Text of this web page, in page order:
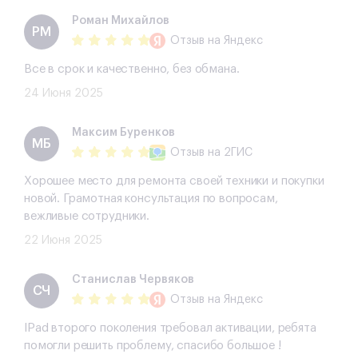
РМ
Роман Михайлов
Отзыв на Яндекс
Все в срок и качественно, без обмана.
24 Июня 2025
​МБ
​Максим Буренков
Отзыв на 2ГИС
Хорошее место для ремонта своей техники и покупки
новой. Грамотная консультация по вопросам,
вежливые сотрудники.
22 Июня 2025
СЧ
Станислав Червяков
Отзыв на Яндекс
IPad второго поколения требовал активации, ребята
помогли решить проблему, спасибо большое !